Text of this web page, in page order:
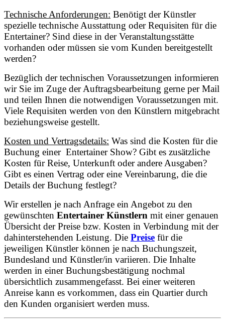
Technische Anforderungen: Benötigt der Künstler
spezielle technische Ausstattung oder Requisiten für die
Entertainer? Sind diese in der Veranstaltungsstätte
vorhanden oder müssen sie vom Kunden bereitgestellt
werden?
Bezüglich der technischen Voraussetzungen informieren
wir Sie im Zuge der Auftragsbearbeitung gerne per Mail
und teilen Ihnen die notwendigen Voraussetzungen mit.
Viele Requisiten werden von den Künstlern mitgebracht
beziehungsweise gestellt.
Kosten und Vertragsdetails: Was sind die Kosten für die
Buchung einer Entertainer Show? Gibt es zusätzliche
Kosten für Reise, Unterkunft oder andere Ausgaben?
Gibt es einen Vertrag oder eine Vereinbarung, die die
Details der Buchung festlegt?
Wir erstellen je nach Anfrage ein Angebot zu den
gewünschten Entertainer Künstlern mit einer genauen
Übersicht der Preise bzw. Kosten in Verbindung mit der
dahinterstehenden Leistung. Die Preise für die
jeweiligen Künstler können je nach Buchungszeit,
Bundesland und Künstler/in variieren. Die Inhalte
werden in einer Buchungsbestätigung nochmal
übersichtlich zusammengefasst. Bei einer weiteren
Anreise kann es vorkommen, dass ein Quartier durch
den Kunden organisiert werden muss.